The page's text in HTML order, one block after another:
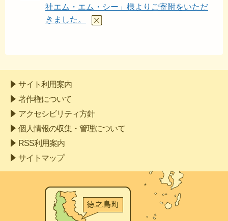
社エム・エム・シー」様よりご寄附をいただ
きました。
サイト利用案内
著作権について
アクセシビリティ方針
個人情報の収集・管理について
RSS利用案内
サイトマップ